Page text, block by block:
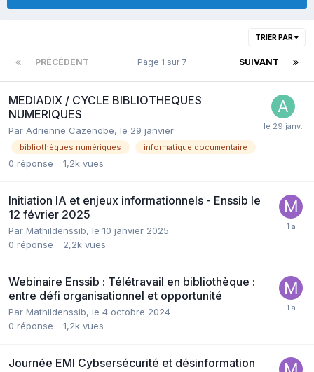
TRIER PAR
PRÉCÉDENT SUIVANT
Page 1 sur 7
MEDIADIX / CYCLE BIBLIOTHEQUES
NUMERIQUES
Par Adrienne Cazenobe, le 29 janvier
bibliothèques numériques informatique documentaire
0 réponse 1,2k vues
Initiation IA et enjeux informationnels - Enssib le
12 février 2025
Par Mathildenssib, le 10 janvier 2025
0 réponse 2,2k vues
Webinaire Enssib : Télétravail en bibliothèque :
entre défi organisationnel et opportunité
Par Mathildenssib, le 4 octobre 2024
0 réponse 1,2k vues
Journée EMI Cybsersécurité et désinformation